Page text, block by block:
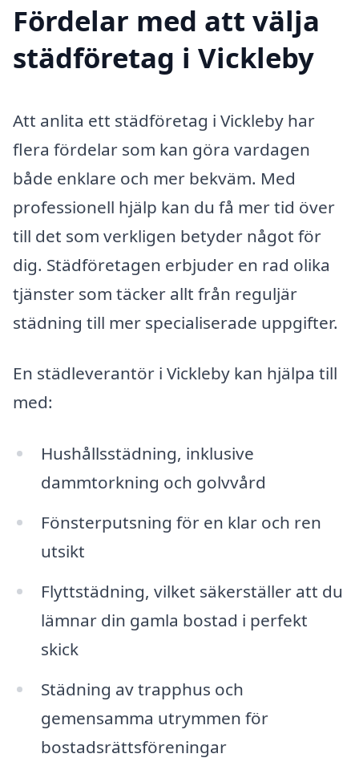
Fördelar med att välja
städföretag i Vickleby
Att anlita ett städföretag i Vickleby har
flera fördelar som kan göra vardagen
både enklare och mer bekväm. Med
professionell hjälp kan du få mer tid över
till det som verkligen betyder något för
dig. Städföretagen erbjuder en rad olika
tjänster som täcker allt från reguljär
städning till mer specialiserade uppgifter.
En städleverantör i Vickleby kan hjälpa till
med:
Hushållsstädning, inklusive
dammtorkning och golvvård
Fönsterputsning för en klar och ren
utsikt
Flyttstädning, vilket säkerställer att du
lämnar din gamla bostad i perfekt
skick
Städning av trapphus och
gemensamma utrymmen för
bostadsrättsföreningar